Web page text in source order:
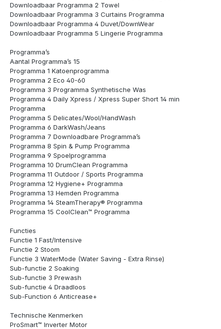
Downloadbaar Programma 2 Towel
Downloadbaar Programma 3 Curtains Programma
Downloadbaar Programma 4 Duvet/DownWear
Downloadbaar Programma 5 Lingerie Programma
Programma’s
Aantal Programma’s 15
Programma 1 Katoenprogramma
Programma 2 Eco 40-60
Programma 3 Programma Synthetische Was
Programma 4 Daily Xpress / Xpress Super Short 14 min
Programma
Programma 5 Delicates/Wool/HandWash
Programma 6 DarkWash/Jeans
Programma 7 Downloadbare Programma’s
Programma 8 Spin & Pump Programma
Programma 9 Spoelprogramma
Programma 10 DrumClean Programma
Programma 11 Outdoor / Sports Programma
Programma 12 Hygiene+ Programma
Programma 13 Hemden Programma
Programma 14 SteamTherapy® Programma
Programma 15 CoolClean™ Programma
Functies
Functie 1 Fast/Intensive
Functie 2 Stoom
Functie 3 WaterMode (Water Saving - Extra Rinse)
Sub-functie 2 Soaking
Sub-functie 3 Prewash
Sub-functie 4 Draadloos
Sub-Function 6 Anticrease+
Technische Kenmerken
ProSmart™ Inverter Motor